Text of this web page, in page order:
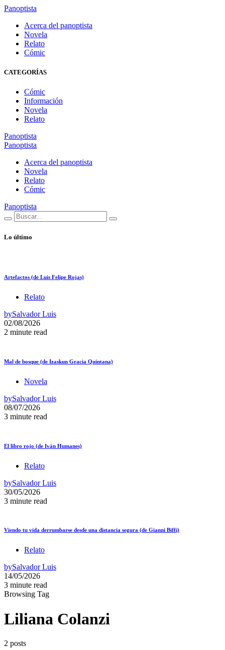
Panoptista
Acerca del panoptista
Novela
Relato
Cómic
CATEGORÍAS
Cómic
Información
Novela
Relato
Panoptista
Panoptista
Acerca del panoptista
Novela
Relato
Cómic
Panoptista
Lo último
Artefactos (de Luis Felipe Rojas)
Relato
bySalvador Luis
02/08/2026
2 minute read
Mal de bosque (de Izaskun Gracia Quintana)
Novela
bySalvador Luis
08/07/2026
3 minute read
El libro rojo (de Iván Humanes)
Relato
bySalvador Luis
30/05/2026
3 minute read
Viendo tu vida derrumbarse desde una distancia segura (de Gianni Biffi)
Relato
bySalvador Luis
14/05/2026
3 minute read
Browsing Tag
Liliana Colanzi
2 posts